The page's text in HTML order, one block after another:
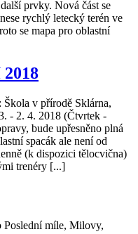
prvky. Nová část se
rychlý letecký terén ve
se mapa pro oblastní
v přírodě Sklárna,
- 2. 4. 2018 (Čtvrtek -
bude upřesněno plná
spacák ale není od
(k dispozici tělocvična)
trenéry [...]
Poslední míle, Milovy,